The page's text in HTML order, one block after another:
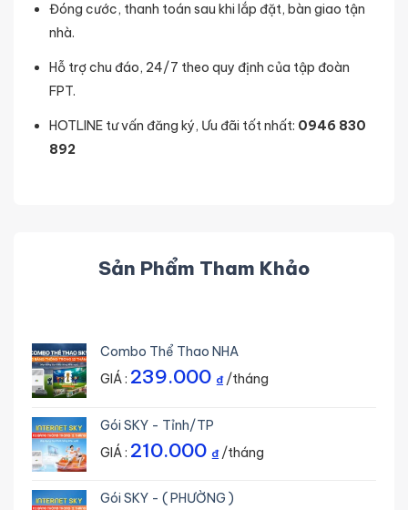
Đóng cước, thanh toán sau khi lắp đặt, bàn giao tận
nhà.
Hỗ trợ chu đáo, 24/7 theo quy định của tập đoàn
FPT.
HOTLINE tư vấn đăng ký, Ưu đãi tốt nhất: 0946 830
892
Sản Phẩm Tham Khảo
Combo Thể Thao NHA
GIÁ : 239.000 ₫/tháng
Gói SKY - Tỉnh/TP
GIÁ : 210.000 ₫/tháng
Gói SKY - ( PHƯỜNG )